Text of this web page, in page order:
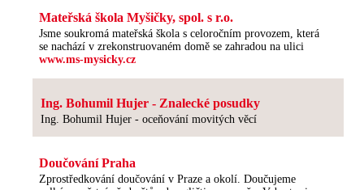
Mateřská škola Myšičky, spol. s r.o.
Jsme soukromá mateřská škola s celoročním provozem, která
se nachází v zrekonstruovaném domě se zahradou na ulici
www.ms-mysicky.cz
Ing. Bohumil Hujer - Znalecké posudky
Ing. Bohumil Hujer - oceňování movitých věcí
Doučování Praha
Zprostředkování doučování v Praze a okolí. Doučujeme